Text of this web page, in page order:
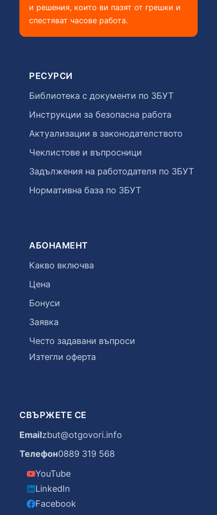
и решения, които ви пазят от грешки и
спестяват часове работа.
РЕСУРСИ
Библиотека с документи по ЗБУТ
Инструкции за безопасна работа
Актуализации в законодателството
Чеклистове и въпросници
Задължения на работодателя по ЗБУТ
Нормативна база по ЗБУТ
АБОНАМЕНТ
Какво включва
Цена
Бонуси
Заявка
Често задавани въпроси
Изтегли оферта
СВЪРЖЕТЕ СЕ
Emailzbut@otgovori.info
Телефон0889 319 568
YouTube
LinkedIn
Facebook